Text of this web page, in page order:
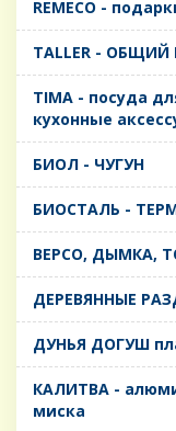
REMECO -
TALLER - ОБЩИЙ
TIMA - посуда
кухонные
БИОЛ - ЧУГУН
БИОСТАЛЬ -
ВЕРСО, ДЫМКА,
ДЕРЕВЯННЫЕ
ДУНЬЯ ДОГУШ
КАЛИТВА -
миска